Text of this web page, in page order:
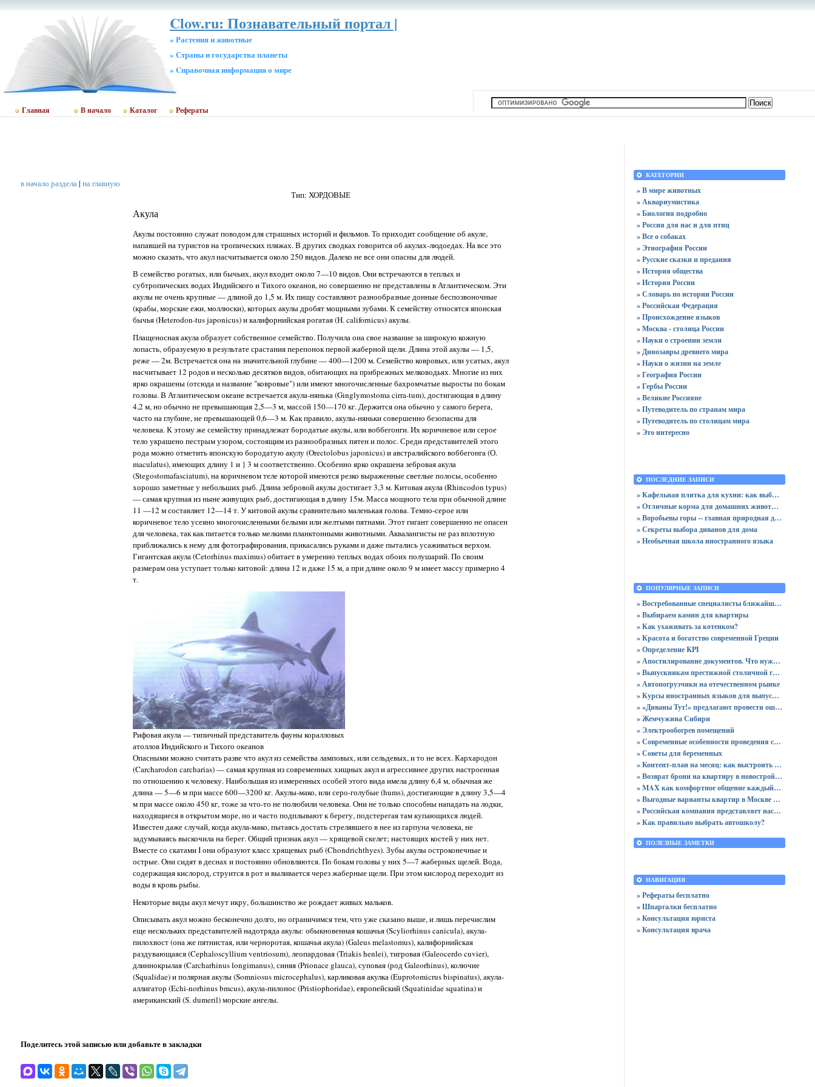
Clow.ru: Познавательный портал |
» Растения и животные
» Страны и государства планеты
» Cправочная информация о мире
Главная В начало Каталог Рефераты
в начало раздела| на главную
Тип: ХОРДОВЫЕ
Акула
Акулы постоянно служат поводом для страшных историй и фильмов. То приходит сообщение об акуле,
напавшей на туристов на тропических пляжах. В других сводках говорится об акулах-людоедах. На все это
можно сказать, что акул насчитывается около 250 видов. Далеко не все они опасны для людей.
В семейство рогатых, или бычьих, акул входит около 7—10 видов. Они встречаются в теплых и
субтропических водах Индийского и Тихого океанов, но совершенно не представлены в Атлантическом. Эти
акулы не очень крупные — длиной до 1,5 м. Их пищу составляют разнообразные донные беспозвоночные
(крабы, морские ежи, моллюски), которых акулы дробят мощными зубами. К семейству относятся японская
бычья (Heterodon-tus japonicus) и калифорнийская рогатая (Н. californicus) акулы.
Плащеносная акула образует собственное семейство. Получила она свое название за широкую кожную
лопасть, образуемую в результате срастания перепонок первой жаберной щели. Длина этой акулы — 1,5,
реже — 2м. Встречается она на значительной глубине — 400—1200 м. Семейство ковровых, или усатых, акул
насчитывает 12 родов и несколько десятков видов, обитающих на прибрежных мелководьях. Многие из них
ярко окрашены (отсюда и название "ковровые") или имеют многочисленные бахромчатые выросты по бокам
головы. В Атлантическом океане встречается акула-нянька (Ginglymostoma cirra-tum), достигающая в длину
4,2 м, но обычно не превышающая 2,5—3 м, массой 150—170 кг. Держится она обычно у самого берега,
часто на глубине, не превышающей 0,6—3 м. Как правило, акулы-няньки совершенно безопасны для
человека. К этому же семейству принадлежат бородатые акулы, или воббегонги. Их коричневое или серое
тело украшено пестрым узором, состоящим из разнообразных пятен и полос. Среди представителей этого
рода можно отметить японскую бородатую акулу (Orectolobus japonicus) и австралийского воббегонга (О.
maculatus), имеющих длину 1 и } 3 м соответственно. Особенно ярко окрашена зебровая акула
(Stegostomafasciatum), на коричневом теле которой имеются резко выраженные светлые полосы, особенно
хорошо заметные у небольших рыб. Длина зебровой акулы достигает 3,3 м. Китовая акула (Rhincodon typus)
— самая крупная из ныне живущих рыб, достигающая в длину 15м. Масса мощного тела при обычной длине
11 —12 м составляет 12—14 т. У китовой акулы сравнительно маленькая голова. Темно-серое или
коричневое тело усеяно многочисленными белыми или желтыми пятнами. Этот гигант совершенно не опасен
для человека, так как питается только мелкими планктонными животными. Аквалангисты не раз вплотную
приближались к нему для фотографирования, прикасались руками и даже пытались усаживаться верхом.
Гигантская акула (Cetorhinus maximus) обитает в умеренно теплых водах обоих полушарий. По своим
размерам она уступает только китовой: длина 12 и даже 15 м, а при длине около 9 м имеет массу примерно 4
т.
Рифовая акула — типичный представитель фауны коралловых
атоллов Индийского и Тихого океанов
Опасными можно считать разве что акул из семейства ламповых, или сельдевых, и то не всех. Кархародон
(Carcharodon carcharias) — самая крупная из современных хищных акул и агрессивнее других настроенная
по отношению к человеку. Наибольшая из измеренных особей этого вида имела длину 6,4 м, обычная же
длина — 5—6 м при массе 600—3200 кг. Акулы-мако, или серо-голубые (hums), достигающие в длину 3,5—4
м при массе около 450 кг, тоже за что-то не полюбили человека. Они не только способны нападать на лодки,
находящиеся в открытом море, но и часто подплывают к берегу, подстерегая там купающихся людей.
Известен даже случай, когда акула-мако, пытаясь достать стрелявшего в нее из гарпуна человека, не
задумываясь выскочила на берег. Общий признак акул — хрящевой скелет; настоящих костей у них нет.
Вместе со скатами I они образуют класс хрящевых рыб (Chondrichthyes). Зубы акулы остроконечные и
острые. Они сидят в деснах и постоянно обновляются. По бокам головы у них 5—7 жаберных щелей. Вода,
содержащая кислород, струится в рот и выливается через жаберные щели. При этом кислород переходит из
воды в кровь рыбы.
Некоторые виды акул мечут икру, большинство же рождает живых мальков.
Описывать акул можно бесконечно долго, но ограничимся тем, что уже сказано выше, и лишь перечислим
еще нескольких представителей надотряда акулы: обыкновенная кошачья (Scyliorhinus canicula), акула-
пилохвост (она же пятнистая, или черноротая, кошачья акула) (Galeus melastomus), калифорнийская
раздувающаяся (Cephaloscyllium ventriosum), леопардовая (Triakis henlei), тигровая (Galeocerdo cuvier),
длиннокрылая (Carcharhinus longimanus), синяя (Prionace glauca), суповая (род Galeorhinus), колючие
(Squalidae) и полярная акулы (Somniosus microcephalus), карликовая акулка (Euprotomicrus bispinatus), акула-
аллигатор (Echi-norhinus bmcus), акула-пилонос (Pristiophoridae), европейский (Squatinidae squatina) и
американский (S. dumeril) морские ангелы.
Поделитесь этой записью или добавьте в закладки
КАТЕГОРИИ
» В мире животных
» Аквариумистика
» Биология подробно
» Россия для нас и для птиц
» Все о собаках
» Этнография России
» Русские сказки и предания
» История общества
» История России
» Словарь по истории России
» Российская Федерация
» Происхождение языков
» Москва - столица России
» Науки о строении земли
» Динозавры древнего мира
» Науки о жизни на земле
» География России
» Гербы России
» Великие Россияне
» Путеводитель по странам мира
» Путеводитель по столицам мира
» Это интересно
ПОСЛЕДНИЕ ЗАПИСИ
» Кафельная плитка для кухни: как выбрать практичную отделку
» Отличные корма для домашних животных
» Воробьевы горы -- главная природная достопримечательность Москвы
» Секреты выбора диванов для дома
» Необычная школа иностранного языка
ПОПУЛЯРНЫЕ ЗАПИСИ
» Востребованные специалисты ближайшего будущего
» Выбираем камин для квартиры
» Как ухаживать за котенком?
» Красота и богатство современной Греции
» Определение KPI
» Апостилирование документов. Что нужно учитывать?
» Выпускникам престижной столичной гимназии вручены 64 аттестата
» Автопогрузчики на отечественном рынке
» Курсы иностранных языков для выпускников
» «Диваны Тут!» предлагают провести ошеломительную ночь!
» Жемчужина Сибири
» Электрообогрев помещений
» Современные особенности проведения сертификации
» Советы для беременных
» Контент-план на месяц: как выстроить стратегию публикаций без хаоса
» Возврат брони на квартиру в новостройке - пошаговая инструкция и советы юриста
» MAX как комфортное общение каждый день: звонки без ограничений и файлы до 4 ГБ
» Выгодные варианты квартир в Москве с доступными ценами для покупки без переплат
» Российская компания представляет настольный ПК
» Как правильно выбрать автошколу?
ПОЛЕЗНЫЕ ЗАМЕТКИ
НАВИГАЦИЯ
» Рефераты бесплатно
» Шпаргалки бесплатно
» Консультация юриста
» Консультация врача